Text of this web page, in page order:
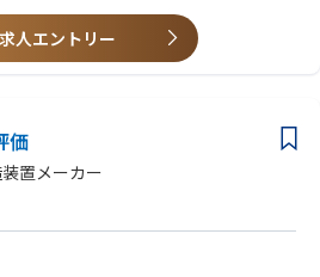
原則出社可能であること（概ね半年～1
求人エントリー
価
置メーカー